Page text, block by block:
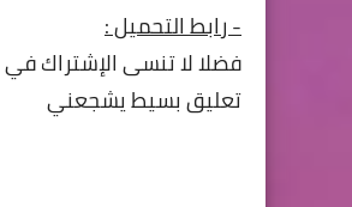
- رابط التحميل:
فضلا لا تنسى الإشتراك في
تعليق بسيط يشجعني